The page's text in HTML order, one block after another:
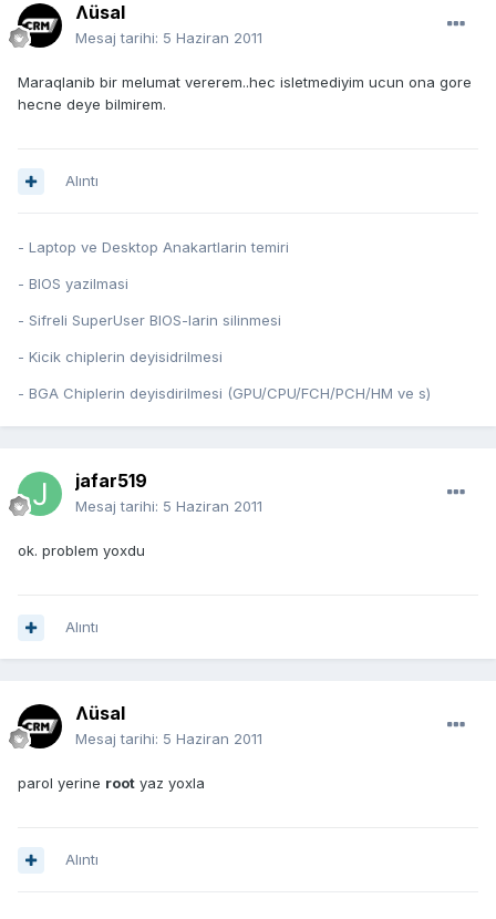
Ʌüsal
Mesaj tarihi: 5 Haziran 2011
Maraqlanib bir melumat vererem..hec isletmediyim ucun ona gore
hecne deye bilmirem.
Alıntı
- Laptop ve Desktop Anakartlarin temiri
- BIOS yazilmasi
- Sifreli SuperUser BIOS-larin silinmesi
- Kicik chiplerin deyisidrilmesi
- BGA Chiplerin deyisdirilmesi (GPU/CPU/FCH/PCH/HM ve s)
jafar519
Mesaj tarihi: 5 Haziran 2011
ok. problem yoxdu
Alıntı
Ʌüsal
Mesaj tarihi: 5 Haziran 2011
parol yerine root yaz yoxla
Alıntı